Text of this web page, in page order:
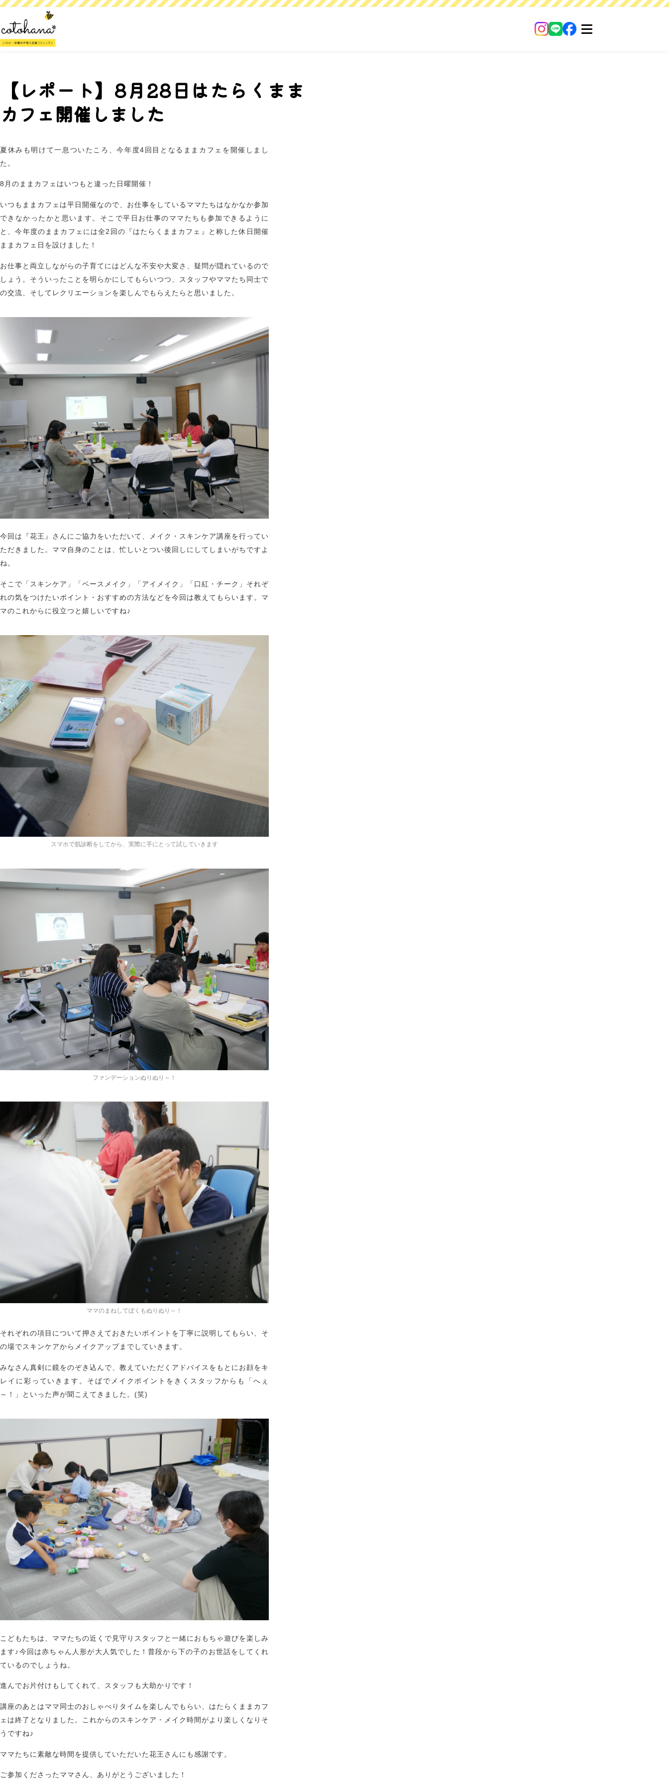
【レポート】8月28日はたらくまま
カフェ開催しました
夏休みも明けて一息ついたころ、今年度4回目となるままカフェを開催しまし
た。
8月のままカフェはいつもと違った日曜開催！
いつもままカフェは平日開催なので、お仕事をしているママたちはなかなか参加
できなかったかと思います。そこで平日お仕事のママたちも参加できるように
と、今年度のままカフェには全2回の『はたらくままカフェ』と称した休日開催
ままカフェ日を設けました！
お仕事と両立しながらの子育てにはどんな不安や大変さ、疑問が隠れているので
しょう。そういったことを明らかにしてもらいつつ、スタッフやママたち同士で
の交流、そしてレクリエーションを楽しんでもらえたらと思いました。
今回は『花王』さんにご協力をいただいて、メイク・スキンケア講座を行ってい
ただきました。ママ自身のことは、忙しいとつい後回しにしてしまいがちですよ
ね。
そこで「スキンケア」「ベースメイク」「アイメイク」「口紅・チーク」それぞ
れの気をつけたいポイント・おすすめの方法などを今回は教えてもらいます。マ
マのこれからに役立つと嬉しいですね♪
スマホで肌診断をしてから、実際に手にとって試していきます
ファンデーションぬりぬり～！
ママのまねしてぼくもぬりぬり～！
それぞれの項目について押さえておきたいポイントを丁寧に説明してもらい、そ
の場でスキンケアからメイクアップまでしていきます。
みなさん真剣に鏡をのぞき込んで、教えていただくアドバイスをもとにお顔をキ
レイに彩っていきます。そばでメイクポイントをきくスタッフからも「へぇ
～！」といった声が聞こえてきました。(笑)
こどもたちは、ママたちの近くで見守りスタッフと一緒におもちゃ遊びを楽しみ
ます♪今回は赤ちゃん人形が大人気でした！普段から下の子のお世話をしてくれ
ているのでしょうね。
進んでお片付けもしてくれて、スタッフも大助かりです！
講座のあとはママ同士のおしゃべりタイムを楽しんでもらい、はたらくままカフ
ェは終了となりました。これからのスキンケア・メイク時間がより楽しくなりそ
うですね♪
ママたちに素敵な時間を提供していただいた花王さんにも感謝です。
ご参加くださったママさん、ありがとうございました！